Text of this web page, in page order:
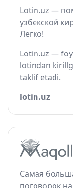
Lotin.uz —
узбекской
Легко!
Lotin.uz —
lotindan
taklif etadi.
lotin.uz
Самая
поговорок на